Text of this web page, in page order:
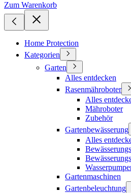
Zum Warenkorb
Home Protection
Kategorien
Garten
Alles entdecken
Rasenmähroboter
Alles
Mähroboter
Zubehör
Gartenbewässerung
Alles
Gartenmaschinen
Gartenbeleuchtung